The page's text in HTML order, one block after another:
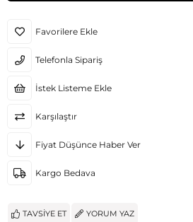
Favorilere Ekle
Telefonla Sipariş
İstek Listeme Ekle
Karşılaştır
Fiyat Düşünce Haber Ver
Kargo Bedava
TAVSIYE ET YORUM YAZ